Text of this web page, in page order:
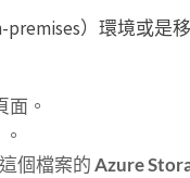
）環境或是
面。
個檔案的Azure